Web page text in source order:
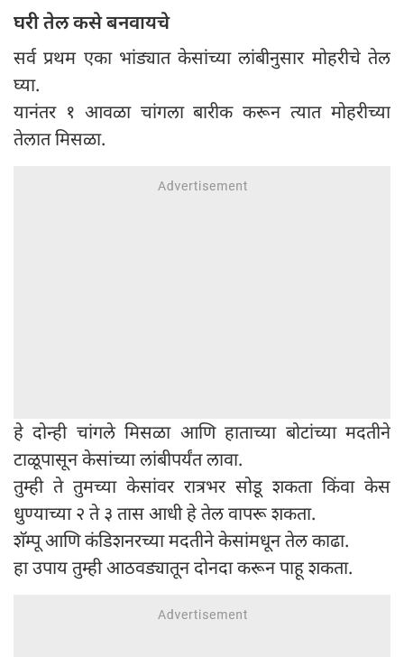
घरी तेल कसे बनवायचे
सर्व प्रथम एका भांड्यात केसांच्या लांबीनुसार मोहरीचे तेल
घ्या.
यानंतर १ आवळा चांगला बारीक करून त्यात मोहरीच्या
तेलात मिसळा.
हे दोन्ही चांगले मिसळा आणि हाताच्या बोटांच्या मदतीने
टाळूपासून केसांच्या लांबीपर्यंत लावा.
तुम्ही ते तुमच्या केसांवर रात्रभर सोडू शकता किंवा केस
धुण्याच्या २ ते ३ तास ​​आधी हे तेल वापरू शकता.
शॅम्पू आणि कंडिशनरच्या मदतीने केसांमधून तेल काढा.
हा उपाय तुम्ही आठवड्यातून दोनदा करून पाहू शकता.